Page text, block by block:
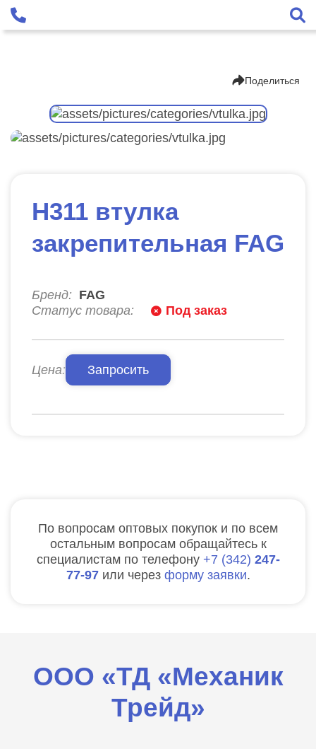
Поделиться
H311 втулка
закрепительная FAG
Бренд: FAG
Статус товара:
Под заказ
Цена: Запросить
По вопросам оптовых покупок и по всем
остальным вопросам обращайтесь к
специалистам по телефону
7 342 247-
77-97 или через форму заявки.
ООО «ТД «Механик
Трейд»